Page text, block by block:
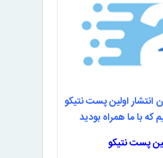
زمان انتشار اولین پست نتیکو
که با ما همراه بودید
پست نتیکو